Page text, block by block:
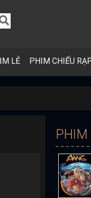
LẺ PHIM CHIẾU
PHIM